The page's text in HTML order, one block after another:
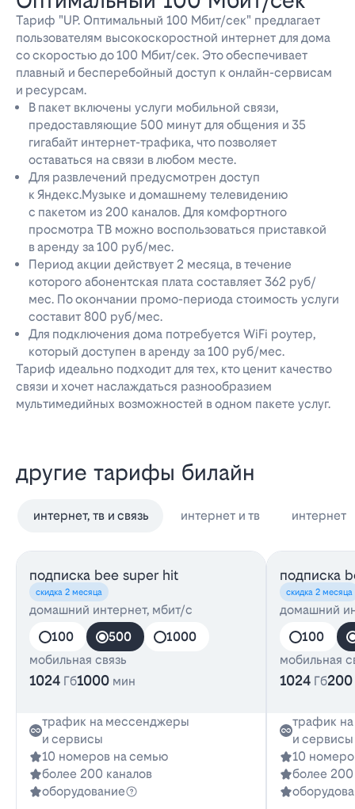
Тариф "UP. Оптимальный 100 Мбит/сек" предлагает
пользователям высокоскоростной интернет для дома
со скоростью до 100 Мбит/сек. Это обеспечивает
плавный и бесперебойный доступ к онлайн-сервисам
и ресурсам.
В пакет включены услуги мобильной связи,
предоставляющие 500 минут для общения и 35
гигабайт интернет-трафика, что позволяет
оставаться на связи в любом месте.
Для развлечений предусмотрен доступ
к Яндекс.Музыке и домашнему телевидению
с пакетом из 200 каналов. Для комфортного
просмотра ТВ можно воспользоваться приставкой
в аренду за 100 руб/мес.
Период акции действует 2 месяца, в течение
которого абонентская плата составляет 362 руб/
мес. По окончании промо-периода стоимость услуги
составит 800 руб/мес.
Для подключения дома потребуется WiFi роутер,
который доступен в аренду за 100 руб/мес.
Тариф идеально подходит для тех, кто ценит качество
связи и хочет наслаждаться разнообразием
мультимедийных возможностей в одном пакете услуг.
другие тарифы билайн
интернет, тв и связь интернет и тв интернет
подписка bee super hit
скидка 2 месяца
домашний интернет, мбит/с
100
500
1000
мобильная связь
1024 Гб1000 мин
трафик на мессенджеры
и сервисы
10 номеров на семью
более 200 каналов
оборудование
подписка
скидка 2 месяца
домашний
100
мобильная
1024 Гб200
трафик
и сервисы
10
более 200